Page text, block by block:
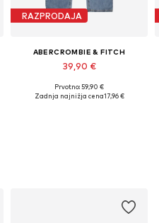
RAZPRODAJA
ABERCROMBIE & FITCH
39,90 €
Na voljo v različnih velikostih
Prvotno: 59,90 €
Zadnja najnižja cena17,96 €